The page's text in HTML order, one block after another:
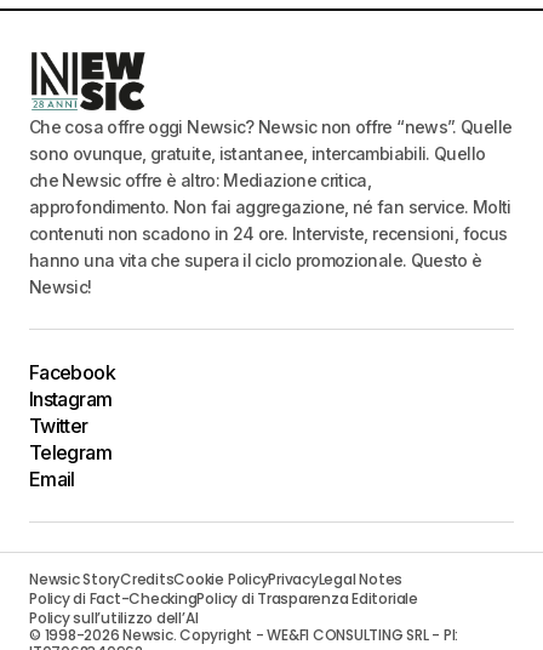
Che cosa offre oggi Newsic? Newsic non offre “news”. Quelle
sono ovunque, gratuite, istantanee, intercambiabili. Quello
che Newsic offre è altro: Mediazione critica,
approfondimento. Non fai aggregazione, né fan service. Molti
contenuti non scadono in 24 ore. Interviste, recensioni, focus
hanno una vita che supera il ciclo promozionale. Questo è
Newsic!
Facebook
Instagram
Twitter
Telegram
Email
Newsic StoryCreditsCookie PolicyPrivacyLegal Notes
Policy di Fact-CheckingPolicy di Trasparenza Editoriale
Policy sull’utilizzo dell’AI
© 1998-2026 Newsic. Copyright - WE&FI CONSULTING SRL - PI: